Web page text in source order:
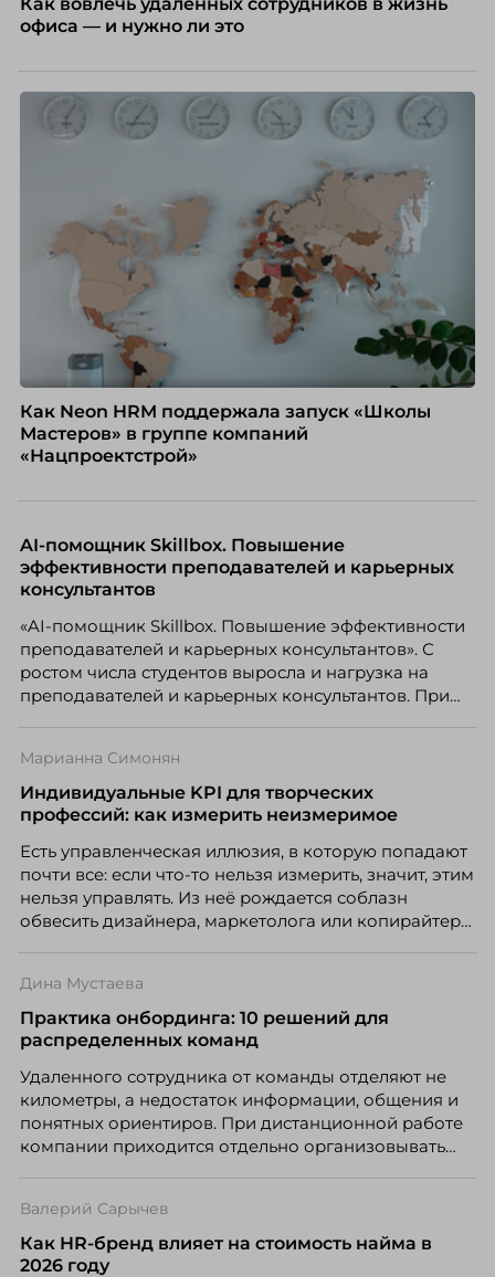
офиса — и нужно ли это
Как Neon HRM поддержала запуск «Школы
Мастеров» в группе компаний
«Нацпроектстрой»
AI-помощник Skillbox. Повышение
эффективности преподавателей и карьерных
консультантов
«AI-помощник Skillbox. Повышение эффективности
преподавателей и карьерных консультантов». С
ростом числа студентов выросла и нагрузка на
преподавателей и карьерных консультантов. При
повысить эффективность сотрудников, ускорить
процессы, сохранить качество поддержки и
масштабироваться без роста команды. Так и
Skillbox.
Марианна Симонян
Индивидуальные KPI для творческих
профессий: как измерить неизмеримое
Есть управленческая иллюзия, в которую попадают
почти все: если что-то нельзя измерить, значит, этим
нельзя управлять. Из неё рождается соблазн
обвесить дизайнера, маркетолога или копирайтера
Проблема в том, что так мы измеряем не ценность,
а движение. А творческая работа — это тот редкий
случай, где движение и результат могут не
Дина Мустаева
Практика онбординга: 10 решений для
распределенных команд
Удаленного сотрудника от команды отделяют не
километры, а недостаток информации, общения и
понятных ориентиров. При дистанционной работе
компании приходится отдельно организовывать
по работе с персоналом Инфомаксимум,
рассказывает, как выстроить адаптацию
распределенной команды без лишнего контроля и
Валерий Сарычев
Как HR-бренд влияет на стоимость найма в
2026 году